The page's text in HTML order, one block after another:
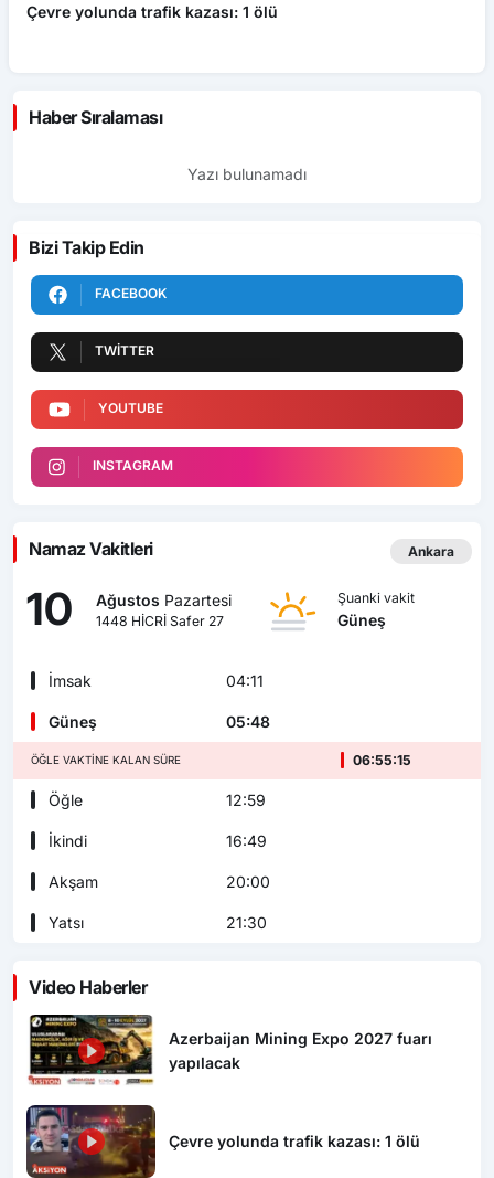
Çevre yolunda trafik kazası: 1 ölü
Haber Sıralaması
Yazı bulunamadı
Bizi Takip Edin
FACEBOOK
TWITTER
YOUTUBE
INSTAGRAM
Namaz Vakitleri Ankara
10 Ağustos Pazartesi
1448 HİCRİ Safer 27
Şuanki vakit
Güneş
İmsak 04:11
Güneş 05:48
ÖĞLE VAKTINE KALAN SÜRE 06:55:14
Öğle 12:59
İkindi 16:49
Akşam 20:00
Yatsı 21:30
Video Haberler
Azerbaijan Mining Expo 2027 fuarı
yapılacak
Çevre yolunda trafik kazası: 1 ölü